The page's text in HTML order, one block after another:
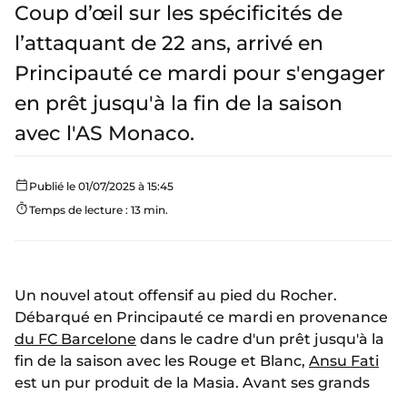
Coup d’œil sur les spécificités de
l’attaquant de 22 ans, arrivé en
Principauté ce mardi pour s'engager
en prêt jusqu'à la fin de la saison
avec l'AS Monaco.
Publié le 01/07/2025 à 15:45
Temps de lecture : 13 min.
Un nouvel atout offensif au pied du Rocher.
Débarqué en Principauté ce mardi en provenance
du FC Barcelone dans le cadre d'un prêt jusqu'à la
fin de la saison avec les Rouge et Blanc, Ansu Fati
est un pur produit de la Masia. Avant ses grands